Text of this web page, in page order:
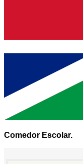
Comedor Escolar.